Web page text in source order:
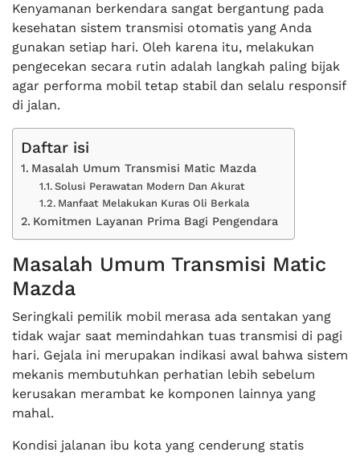
Kenyamanan berkendara sangat bergantung pada
kesehatan sistem transmisi otomatis yang Anda
gunakan setiap hari. Oleh karena itu, melakukan
pengecekan secara rutin adalah langkah paling bijak
agar performa mobil tetap stabil dan selalu responsif
di jalan.
Daftar isi
Masalah Umum Transmisi Matic Mazda
Solusi Perawatan Modern Dan Akurat
Manfaat Melakukan Kuras Oli Berkala
Komitmen Layanan Prima Bagi Pengendara
Masalah Umum Transmisi Matic
Mazda
Seringkali pemilik mobil merasa ada sentakan yang
tidak wajar saat memindahkan tuas transmisi di pagi
hari. Gejala ini merupakan indikasi awal bahwa sistem
mekanis membutuhkan perhatian lebih sebelum
kerusakan merambat ke komponen lainnya yang
mahal.
Kondisi jalanan ibu kota yang cenderung statis